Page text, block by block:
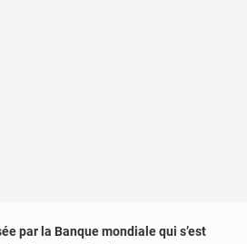
par la Banque mondiale qui s’est